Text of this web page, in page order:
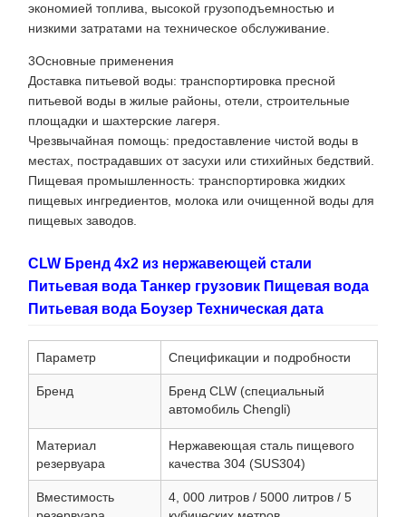
экономией топлива, высокой грузоподъемностью и
низкими затратами на техническое обслуживание.
3Основные применения
Доставка питьевой воды: транспортировка пресной
питьевой воды в жилые районы, отели, строительные
площадки и шахтерские лагеря.
Чрезвычайная помощь: предоставление чистой воды в
местах, пострадавших от засухи или стихийных бедствий.
Пищевая промышленность: транспортировка жидких
пищевых ингредиентов, молока или очищенной воды для
пищевых заводов.
CLW Бренд 4x2 из нержавеющей стали
Питьевая вода Танкер грузовик Пищевая вода
Питьевая вода Боузер Техническая дата
Параметр Спецификации и подробности
Бренд
Бренд CLW (специальный
автомобиль Chengli)
Материал
резервуара
Нержавеющая сталь пищевого
качества 304 (SUS304)
Вместимость
4, 000 литров / 5000 литров / 5